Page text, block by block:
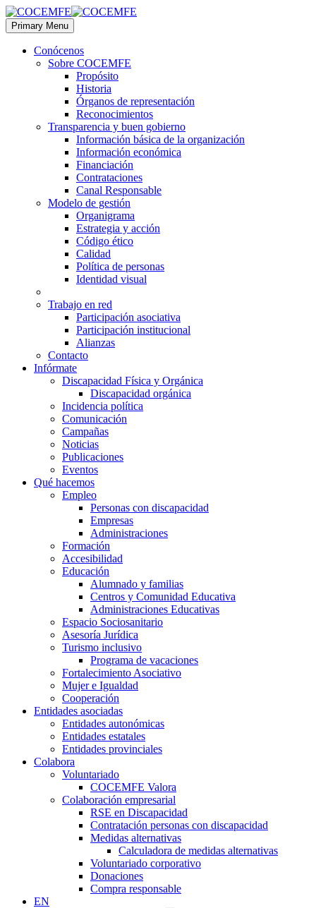
Primary Menu
Conócenos
Sobre COCEMFE
Propósito
Historia
Órganos de representación
Reconocimientos
Transparencia y buen gobierno
Información básica de la organización
Información económica
Financiación
Contrataciones
Canal Responsable
Modelo de gestión
Organigrama
Estrategia y acción
Código ético
Calidad
Política de personas
Identidad visual
Trabajo en red
Participación asociativa
Participación institucional
Alianzas
Contacto
Infórmate
Discapacidad Física y Orgánica
Discapacidad orgánica
Incidencia política
Comunicación
Campañas
Noticias
Publicaciones
Eventos
Qué hacemos
Empleo
Personas con discapacidad
Empresas
Administraciones
Formación
Accesibilidad
Educación
Alumnado y familias
Centros y Comunidad Educativa
Administraciones Educativas
Espacio Sociosanitario
Asesoría Jurídica
Turismo inclusivo
Programa de vacaciones
Fortalecimiento Asociativo
Mujer e Igualdad
Cooperación
Entidades asociadas
Entidades autonómicas
Entidades estatales
Entidades provinciales
Colabora
Voluntariado
COCEMFE Valora
Colaboración empresarial
RSE en Discapacidad
Contratación personas con discapacidad
Medidas alternativas
Calculadora de medidas alternativas
Voluntariado corporativo
Donaciones
Compra responsable
EN